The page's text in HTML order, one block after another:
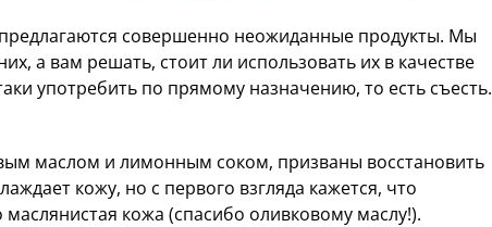
совершенно неожиданные продукты. Мы
а вам решать, стоит ли использовать их в качестве
употребить по прямому назначению, то есть съесть.
маслом и лимонным соком, призваны восстановить
кожу, но с первого взгляда кажется, что
кожа (спасибо оливковому маслу!).